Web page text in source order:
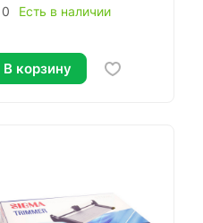
0 Есть в наличии
В корзину